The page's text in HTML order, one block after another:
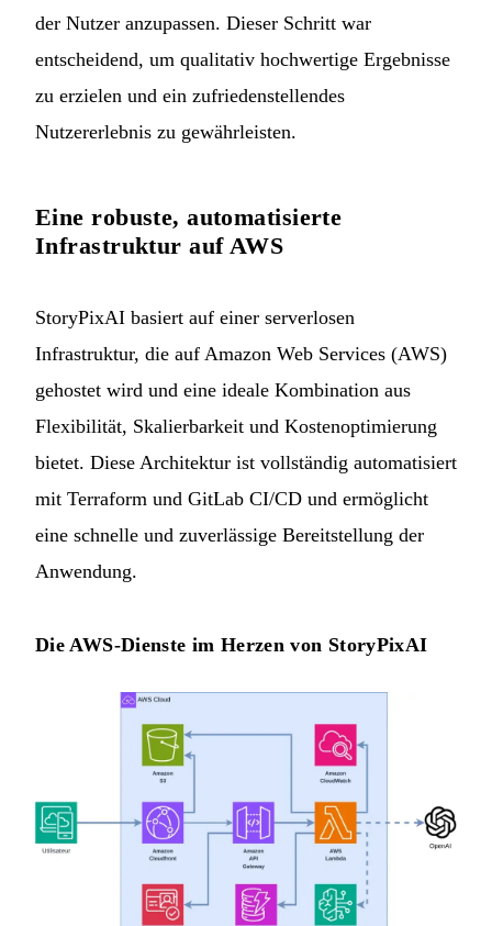
der Nutzer anzupassen. Dieser Schritt war
entscheidend, um qualitativ hochwertige Ergebnisse
zu erzielen und ein zufriedenstellendes
Nutzererlebnis zu gewährleisten.
Eine robuste, automatisierte
Infrastruktur auf AWS
StoryPixAI basiert auf einer serverlosen
Infrastruktur, die auf Amazon Web Services (AWS)
gehostet wird und eine ideale Kombination aus
Flexibilität, Skalierbarkeit und Kostenoptimierung
bietet. Diese Architektur ist vollständig automatisiert
mit Terraform und GitLab CI/CD und ermöglicht
eine schnelle und zuverlässige Bereitstellung der
Anwendung.
Die AWS-Dienste im Herzen von StoryPixAI